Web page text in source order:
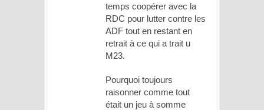
temps coopérer avec la
RDC pour lutter contre les
ADF tout en restant en
retrait à ce qui a trait u
M23.
Pourquoi toujours
raisonner comme tout
était un jeu à somme